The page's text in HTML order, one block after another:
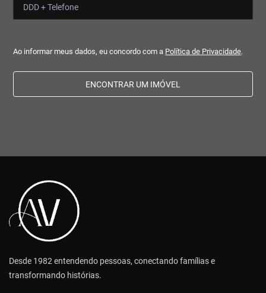
Ao informar meus dados, eu concordo com a Política de Privacidade.
ENCONTRAR UM IMÓVEL
Desde 1982 entendendo pessoas, conectando famílias e
transformando histórias.